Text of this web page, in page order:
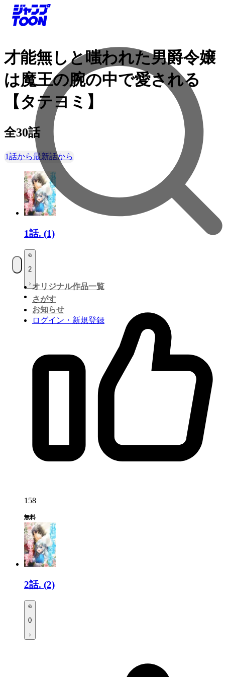
オリジナル作品一覧
さがす
お知らせ
ログイン・新規登録
才能無しと嗤われた男爵令嬢
は魔王の腕の中で愛される
【タテヨミ】
全30話
1話から最新話から
1話. (1)
2
158
2話. (2)
0